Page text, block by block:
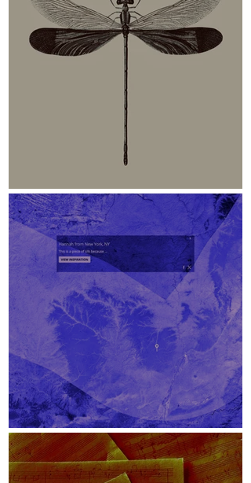
Libelle
Lichteinfallswinkel